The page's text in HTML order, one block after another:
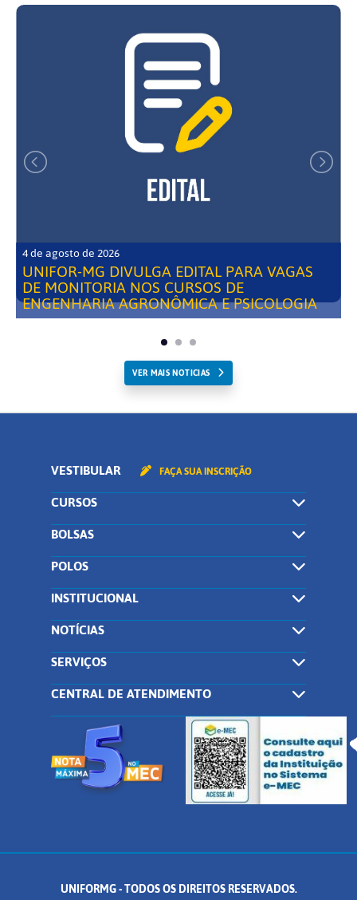
4 de agosto de 2026
UNIFOR-MG DIVULGA EDITAL PARA VAGAS
DE MONITORIA NOS CURSOS DE
ENGENHARIA AGRONÔMICA E PSICOLOGIA
VER MAIS NOTICIAS
VESTIBULAR FAÇA SUA INSCRIÇÃO
CURSOS
BOLSAS
POLOS
INSTITUCIONAL
NOTÍCIAS
SERVIÇOS
CENTRAL DE ATENDIMENTO
UNIFORMG - TODOS OS DIREITOS RESERVADOS.